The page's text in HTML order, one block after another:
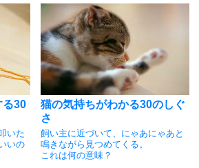
る30
いた
いの
猫の気持ちがわかる30のしぐ
さ
飼い主に近づいて、にゃあにゃあと
鳴きながら見つめてくる。
これは何の意味？